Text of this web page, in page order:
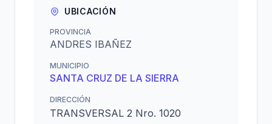
UBICACIÓN
PROVINCIA
ANDRES IBAÑEZ
MUNICIPIO
SANTA CRUZ DE LA SIERRA
DIRECCIÓN
TRANSVERSAL 2 Nro. 1020